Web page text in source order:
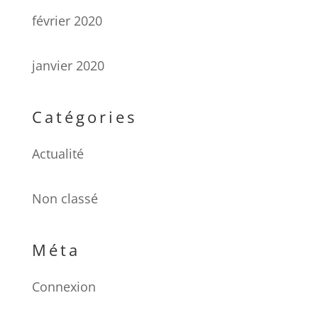
février 2020
janvier 2020
Catégories
Actualité
Non classé
Méta
Connexion